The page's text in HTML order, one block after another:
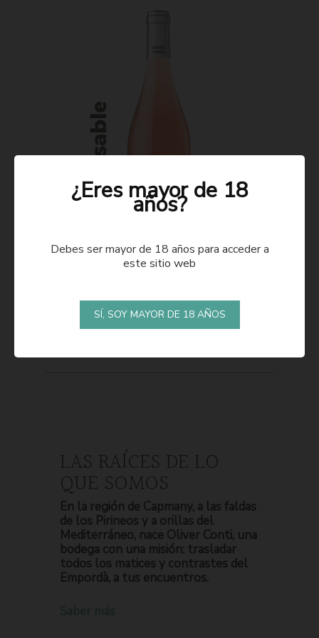
LAS RAÍCES DE LO
QUE SOMOS
En la región de Capmany, a las faldas
de los Pirineos y a orillas del
Mediterráneo, nace Oliver Conti, una
bodega con una misión: trasladar
todos los matices y contrastes del
Empordà, a tus encuentros.
¿Eres mayor de 18
años?
Debes ser mayor de 18 años para acceder a
este sitio web
SÍ, SOY MAYOR DE 18 AÑOS